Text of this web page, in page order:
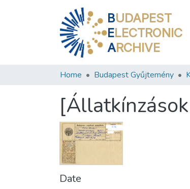
BUDAPEST
ELECTRONIC
ARCHIVE
Home Budapest Gyűjtemény
Date